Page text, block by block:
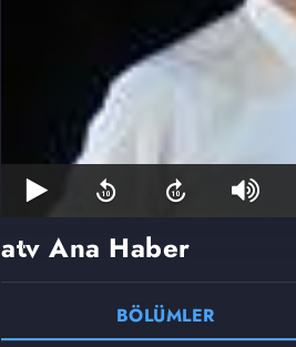
atv Ana Haber
BÖLÜMLER